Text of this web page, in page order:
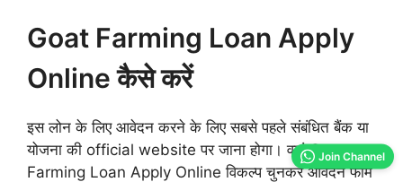
Goat Farming Loan Apply
Online कैसे करें
इस लोन के लिए आवेदन करने के लिए सबसे पहले संबंधित बैंक या
योजना की official website पर जाना होगा। वहां Goat
Farming Loan Apply Online विकल्प चुनकर आवेदन फॉर्म
Join Channel